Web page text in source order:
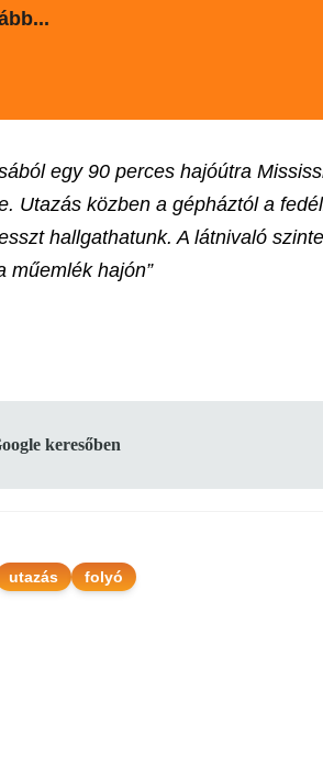
egy 90 perces hajóútra
Utazás közben a gépháztól a
hallgathatunk. A látnivaló
műemlék hajón”
keresőben
utazás folyó